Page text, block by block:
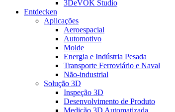
3DeVOK Studio
Entdecken
Aplicações
Aeroespacial
Automotivo
Molde
Energia e Indústria Pesada
Transporte Ferroviário e Naval
Não-industrial
Solução 3D
Inspeção 3D
Desenvolvimento de Produto
Medição 3D Automatizada